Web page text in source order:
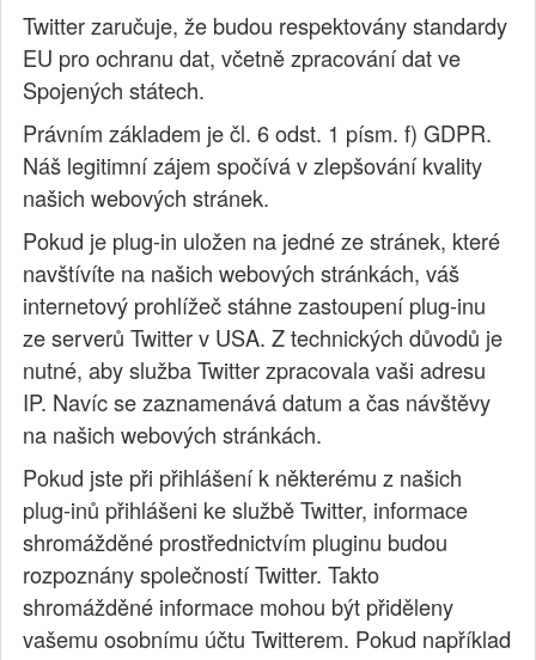
Twitter zaručuje, že budou respektovány standardy
EU pro ochranu dat, včetně zpracování dat ve
Spojených státech.
Právním základem je čl. 6 odst. 1 písm. f) GDPR.
Náš legitimní zájem spočívá v zlepšování kvality
našich webových stránek.
Pokud je plug-in uložen na jedné ze stránek, které
navštívíte na našich webových stránkách, váš
internetový prohlížeč stáhne zastoupení plug-inu
ze serverů Twitter v USA. Z technických důvodů je
nutné, aby služba Twitter zpracovala vaši adresu
IP. Navíc se zaznamenává datum a čas návštěvy
na našich webových stránkách.
Pokud jste při přihlášení k některému z našich
plug-inů přihlášeni ke službě Twitter, informace
shromážděné prostřednictvím pluginu budou
rozpoznány společností Twitter. Takto
shromážděné informace mohou být přiděleny
vašemu osobnímu účtu Twitterem. Pokud například